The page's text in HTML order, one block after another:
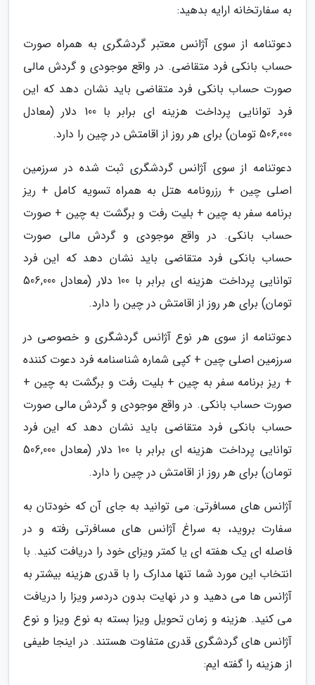
به سفارتخانه ارایه بدهید:
دعوتنامه از سوی آژانس معتبر گردشگری به همراه صورت
حساب بانکی فرد متقاضی. در واقع موجودی و گردش مالی
صورت حساب بانکی فرد متقاضی باید نشان دهد که این
فرد توانایی پرداخت هزینه ای برابر با 100 دلار (معادل
506,000 تومان) برای هر روز از اقامتش در چین را دارد.
دعوتنامه از سوی آژانس گردشگری ثبت شده در سرزمین
اصلی چین + رزرونامه هتل به همراه تسویه کامل + ریز
برنامه سفر به چین + بلیت رفت و برگشت به چین + صورت
حساب بانکی. در واقع موجودی و گردش مالی صورت
حساب بانکی فرد متقاضی باید نشان دهد که این فرد
توانایی پرداخت هزینه ای برابر با 100 دلار (معادل 506,000
تومان) برای هر روز از اقامتش در چین را دارد.
دعوتنامه از سوی هر نوع آژانس گردشگری و خصوصی در
سرزمین اصلی چین + کپی شماره شناسنامه فرد دعوت کننده
+ ریز برنامه سفر به چین + بلیت رفت و برگشت به چین +
صورت حساب بانکی. در واقع موجودی و گردش مالی صورت
حساب بانکی فرد متقاضی باید نشان دهد که این فرد
توانایی پرداخت هزینه ای برابر با 100 دلار (معادل 506,000
تومان) برای هر روز از اقامتش در چین را دارد.
آژانس های مسافرتی: می توانید به جای آن که خودتان به
سفارت بروید، به سراغ آژانس های مسافرتی رفته و در
فاصله ای یک هفته ای یا کمتر ویزای خود را دریافت کنید. با
انتخاب این مورد شما تنها مدارک را با قدری هزینه بیشتر به
آژانس ها می دهید و در نهایت بدون دردسر ویزا را دریافت
می کنید. هزینه و زمان تحویل ویزا بسته به نوع ویزا و نوع
آژانس های گردشگری قدری متفاوت هستند. در اینجا طیفی
از هزینه را گفته ایم: